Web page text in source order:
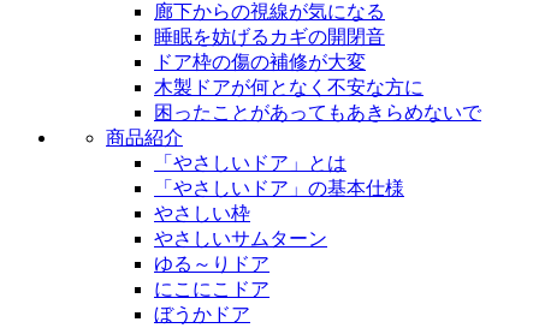
廊下からの視線が気になる
睡眠を妨げるカギの開閉音
ドア枠の傷の補修が大変
木製ドアが何となく不安な方に
困ったことがあってもあきらめないで
商品紹介
「やさしいドア」とは
「やさしいドア」の基本仕様
やさしい枠
やさしいサムターン
ゆる～りドア
にこにこドア
ぼうかドア